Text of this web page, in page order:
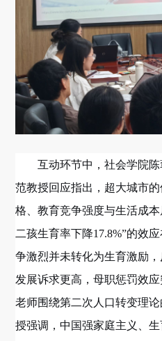
互动环节中，社会学院陈
范教授回应指出，超大城市
格、教育竞争强度与生活成
二孩生育率下降17.8%”的效
争激烈并未转化为生育激励
发展诉求更高，母职惩罚效
老师围绕第二次人口转变理
授强调，中国强家庭主义、